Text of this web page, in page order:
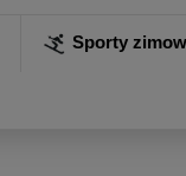
Sporty